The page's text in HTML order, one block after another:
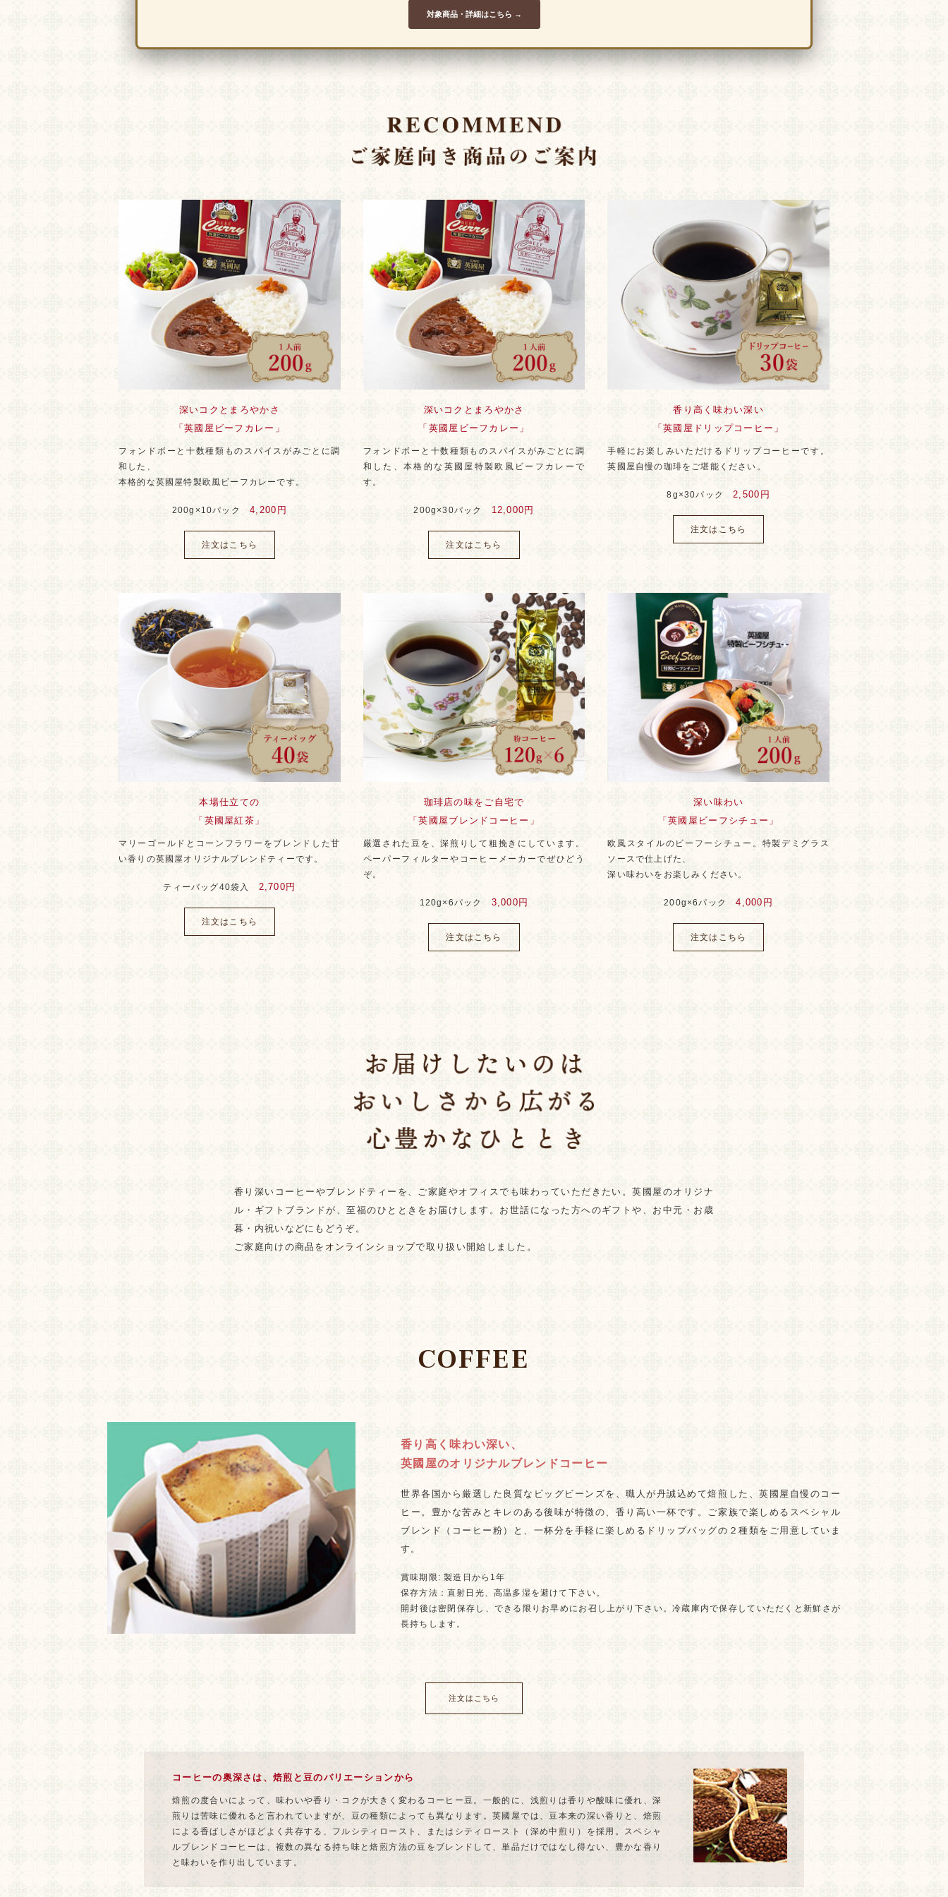
対象商品・詳細はこちら →
深いコクとまろやかさ
「英國屋ビーフカレー」
フォンドボーと十数種類ものスパイスがみごとに調
和した、
本格的な英國屋特製欧風ビーフカレーです。
200g×10パック4,200円
注文はこちら
深いコクとまろやかさ
「英國屋ビーフカレー」
フォンドボーと十数種類ものスパイスがみごとに調
和した、本格的な英國屋特製欧風ビーフカレーで
す。
200g×30パック 12,000円
注文はこちら
香り高く味わい深い
「英國屋ドリップコーヒー」
手軽にお楽しみいただけるドリップコーヒーです。
英國屋自慢の珈琲をご堪能ください。
8g×30パック 2,500円
注文はこちら
本場仕立ての
「英國屋紅茶」
マリーゴールドとコーンフラワーをブレンドした甘
い香りの英國屋オリジナルブレンドティーです。
ティーバッグ40袋入 2,700円
注文はこちら
珈琲店の味をご自宅で
「英國屋ブレンドコーヒー」
厳選された豆を、深煎りして粗挽きにしています。
ペーパーフィルターやコーヒーメーカーでぜひどう
ぞ。
120g×6パック 3,000円
注文はこちら
深い味わい
「英國屋ビーフシチュー」
欧風スタイルのビーフーシチュー。特製デミグラス
ソースで仕上げた、
深い味わいをお楽しみください。
200g×6パック4,000円
注文はこちら
香り深いコーヒーやブレンドティーを、ご家庭やオフィスでも味わっていただきたい。英國屋のオリジナ
ル・ギフトブランドが、至福のひとときをお届けします。お世話になった方へのギフトや、お中元・お歳
暮・内祝いなどにもどうぞ。
ご家庭向けの商品を オンラインショップで取り扱い開始しました。
COFFEE
香り高く味わい深い、
英國屋のオリジナルブレンドコーヒー
世界各国から厳選した良質なビッグビーンズを、職人が丹誠込めて焙煎した、英國屋自慢のコー
ヒー。豊かな苦みとキレのある後味が特徴の、香り高い一杯です。ご家族で楽しめるスペシャル
ブレンド（コーヒー粉）と、一杯分を手軽に楽しめるドリップバッグの２種類をご用意していま
す。
賞味期限: 製造日から1年
保存方法：直射日光、高温多湿を避けて下さい。
開封後は密閉保存し、できる限りお早めにお召し上がり下さい。冷蔵庫内で保存していただくと新鮮さが
長持ちします。
注文はこちら
コーヒーの奥深さは、焙煎と豆のバリエーションから
焙煎の度合いによって、味わいや香り・コクが大きく変わるコーヒー豆。一般的に、浅煎りは香りや酸味に優れ、深
煎りは苦味に優れると言われていますが、豆の種類によっても異なります。英國屋では、豆本来の深い香りと、焙煎
による香ばしさがほどよく共存する、フルシティロースト、またはシティロースト（深め中煎り）を採用。スペシャ
ルブレンドコーヒーは、複数の異なる持ち味と焙煎方法の豆をブレンドして、単品だけではなし得ない、豊かな香り
と味わいを作り出しています。